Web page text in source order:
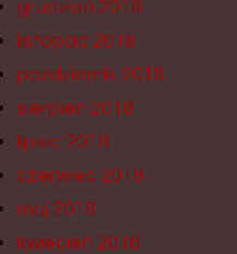
grudzień 2018
listopad 2018
październik 2018
sierpień 2018
lipiec 2018
czerwiec 2018
maj 2018
kwiecień 2018